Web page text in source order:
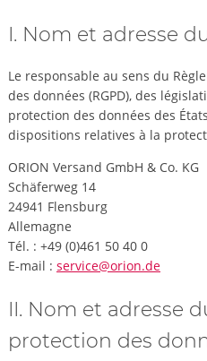
I. Nom et adresse
Le responsable au sens du
des données (RGPD), des
protection des données des
dispositions relatives à la
ORION Versand GmbH & Co. KG
Schäferweg 14
24941 Flensburg
Allemagne
Tél. : +49 (0)461 50 40 0
E-mail : service@orion.de
II. Nom et adresse
protection des